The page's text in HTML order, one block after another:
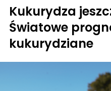
Kukurydza
Światowe
kukurydziane